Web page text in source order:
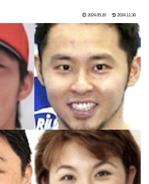
2024.05.20 2024.11.30